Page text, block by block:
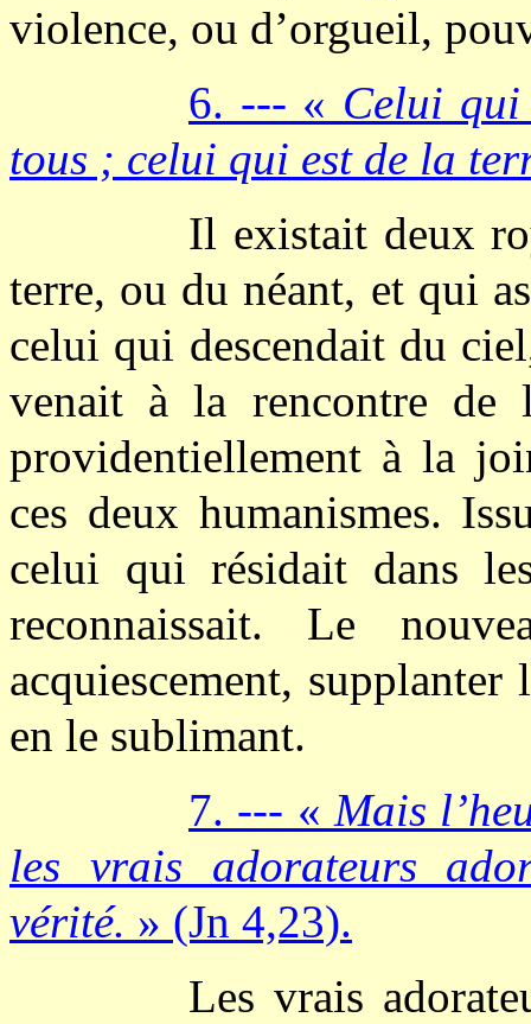
violence, ou d’orgueil,
6. --- « Celui qui
tous ; celui qui est de la
Il existait deux
terre, ou du néant, et qui
celui qui descendait du
venait à la rencontre de
providentiellement à la
ces deux humanismes.
celui qui résidait dans
reconnaissait. Le
acquiescement,
en le sublimant.
7. --- « Mais
les vrais adorateurs
vérité. » (Jn 4,23).
Les vrais